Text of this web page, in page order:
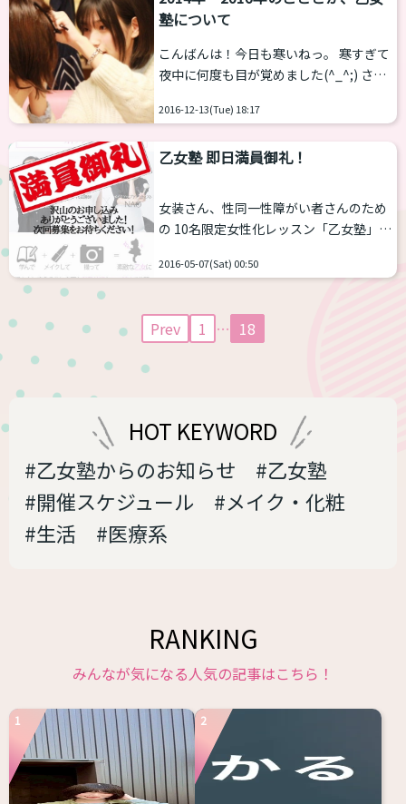
ル可能なもの 各種化粧品 化粧筆 ダッカ
り、手ぶらで来て変身できちゃいます。
まさに、ワンデープリンセス！！ てな感
じですが、自分の化粧品、着替え、ウ
ィ...
塾について
こんばんは！今日も寒いねっ。 寒すぎて
夜中に何度も目が覚めました(^_^;) さて
タートしました！ 基本的にはメイクを自
なんですけど、初心者の方も多いのでサ
トによる本格的な指導も！ サイトも新し
くなったよ ↓↓↓ 乙女塾の詳細はこちら
から↓↓http://www.sats...
2016-12-13(Tue) 18:17
乙女塾 即日満員御礼！
女装さん、性同一性障がい者さんのため
の 10名限定女性化レッスン「乙女塾」
た！ みんなありがとう～ 明日は何と、あ
（みんなも絶対知ってる） お肌のため
2016-05-07(Sat) 00:50
Prev 1 … 18
HOT KEYWORD
#乙女塾からのお知らせ
#乙女塾
#開催スケジュール
#メイク・化粧
#生活
#医療系
RANKING
みんなが気になる人気の記事はこちら！
1 2